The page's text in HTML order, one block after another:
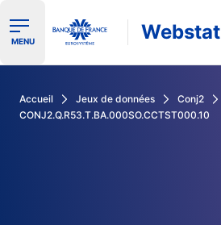
Ouvrir le menu de navigation
MENU Webstat
Accueil Jeux de données
Conj2
CONJ2.Q.R53.T.BA.000SO.CCTST000.10